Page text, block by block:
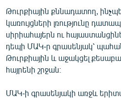
Թուրքիային քննադատող,
կառույցների լռությունը
սիրիահայերն ու
դեպի ՄԱԿ-ր գրասենյակ՝
Թուրքիային և աջակցել
հայրենի շրջան։
ՄԱԿ-ի գրասենյակի առջև